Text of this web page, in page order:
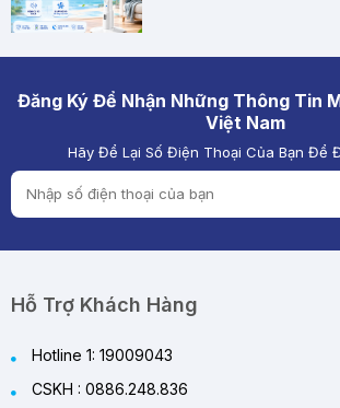
28/05/2026
Quạt Tích Điện Pin Lithium
Nào Đáng Mua Hơn?
28/05/2026
29/05/2026
Đăng Ký Để Nhận Những Thông Tin
Việt Nam
Hãy Để Lại Số Điện Thoại Của Bạn Để
Hỗ Trợ Khách Hàng
Hotline 1: 19009043
CSKH : 0886.248.836